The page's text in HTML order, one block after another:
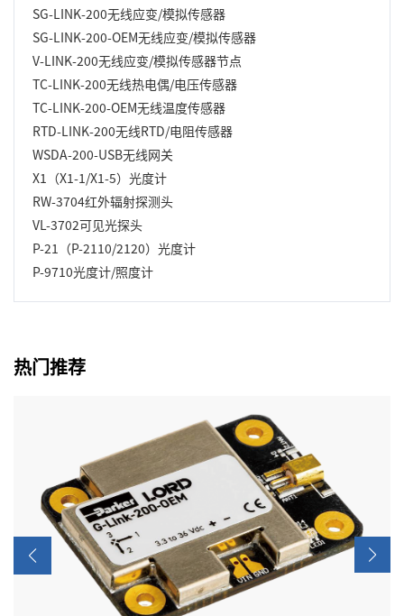
SG-LINK-200无线应变/模拟传感器
SG-LINK-200-OEM无线应变/模拟传感器
V-LINK-200无线应变/模拟传感器节点
TC-LINK-200无线热电偶/电压传感器
TC-LINK-200-OEM无线温度传感器
RTD-LINK-200无线RTD/电阻传感器
WSDA-200-USB无线网关
X1（X1-1/X1-5）光度计
RW-3704红外辐射探测头
VL-3702可见光探头
P-21（P-2110/2120）光度计
P-9710光度计/照度计
热门推荐